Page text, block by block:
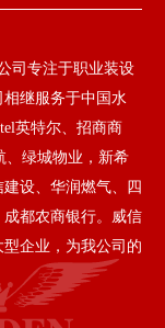
司专注于职业装设
继服务于中国水
英特尔、招商商
、绿城物业，新希
设、华润燃气、四
都农商银行。威信
企业，为我公司的